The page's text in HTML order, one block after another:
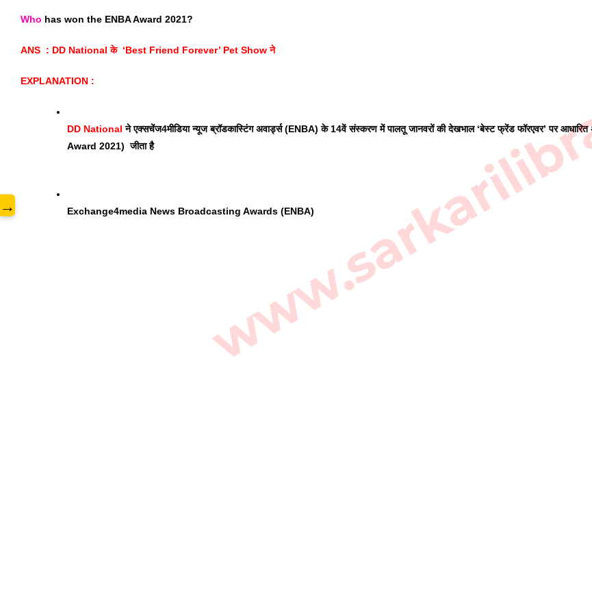
Who has won the ENBA Award 2021?
ANS  : DD National के  ‘Best Friend Forever’ Pet Show ने
EXPLANATION :
DD National ने एक्सचेंज4मीडिया न्यूज ब्रॉडकास्टिंग अवार्ड्स (ENBA) के 14वें संस्करण में पालतू जानवरों की देखभाल ‘बेस्ट फ्रेंड फॉरएवर’ पर
Award 2021)  जीता है
Exchange4media News Broadcasting Awards (ENBA)
→